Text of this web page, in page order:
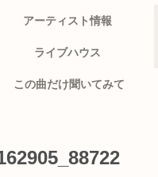
アーティスト情報
ライブハウス
この曲だけ聞いてみて